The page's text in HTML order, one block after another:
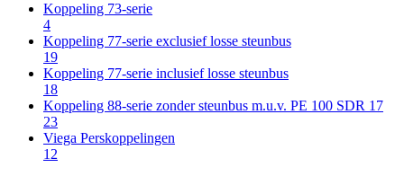
Koppeling 73-serie
4
Koppeling 77-serie exclusief losse steunbus
19
Koppeling 77-serie inclusief losse steunbus
18
Koppeling 88-serie zonder steunbus m.u.v. PE 100 SDR 17
23
Viega Perskoppelingen
12